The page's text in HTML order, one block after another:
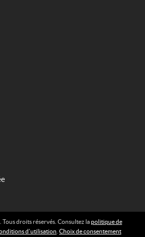
droits réservés. Consultez lapolitique de
d’utilisation Choix de consentement